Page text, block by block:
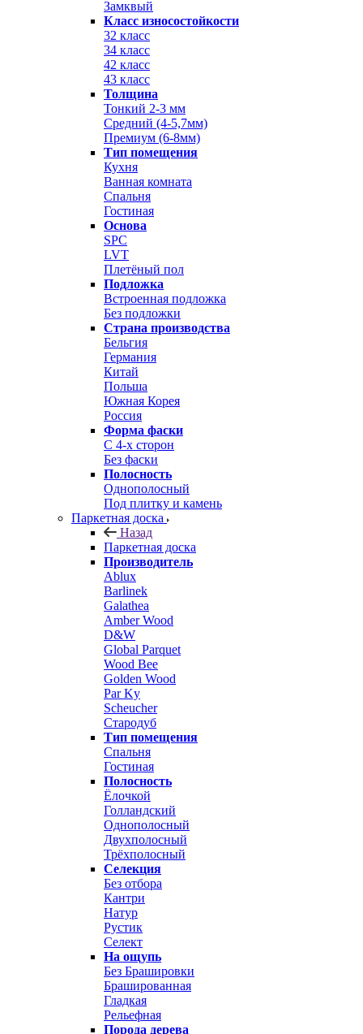
Замквый
Класс износостойкости
32 класс
34 класс
42 класс
43 класс
Толщина
Тонкий 2-3 мм
Средний (4-5,7мм)
Премиум (6-8мм)
Тип помещения
Кухня
Ванная комната
Спальня
Гостиная
Основа
SPC
LVT
Плетёный пол
Подложка
Встроенная подложка
Без подложки
Страна производства
Бельгия
Германия
Китай
Польша
Южная Корея
Россия
Форма фаски
С 4-х сторон
Без фаски
Полосность
Однополосный
Под плитку и камень
Паркетная доска
Назад
Паркетная доска
Производитель
Ablux
Barlinek
Galathea
Amber Wood
D&W
Global Parquet
Wood Bee
Golden Wood
Par Ky
Scheucher
Стародуб
Тип помещения
Спальня
Гостиная
Полосность
Ёлочкой
Голландский
Однополосный
Двухполосный
Трёхполосный
Селекция
Без отбора
Кантри
Натур
Рустик
Селект
На ощупь
Без Брашировки
Брашированная
Гладкая
Рельефная
Порода дерева